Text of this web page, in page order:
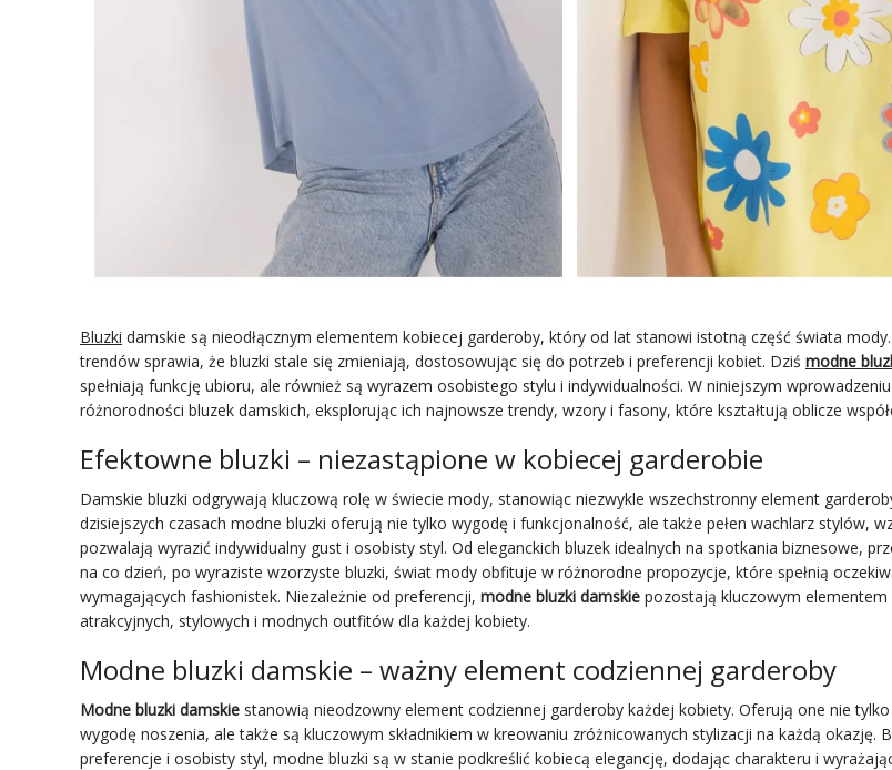
Bluzki damskie są nieodłącznym elementem kobiecej garderoby, który od lat stanowi istotną część świata
trendów sprawia, że bluzki stale się zmieniają, dostosowując się do potrzeb i preferencji kobiet. Dziś modne
spełniają funkcję ubioru, ale również są wyrazem osobistego stylu i indywidualności. W niniejszym
różnorodności bluzek damskich, eksplorując ich najnowsze trendy, wzory i fasony, które kształtują oblicze
Efektowne bluzki – niezastąpione w kobiecej garderobie
Damskie bluzki odgrywają kluczową rolę w świecie mody, stanowiąc niezwykle wszechstronny element
dzisiejszych czasach modne bluzki oferują nie tylko wygodę i funkcjonalność, ale także pełen wachlarz stylów,
pozwalają wyrazić indywidualny gust i osobisty styl. Od eleganckich bluzek idealnych na spotkania biznesowe,
na co dzień, po wyraziste wzorzyste bluzki, świat mody obfituje w różnorodne propozycje, które spełnią
wymagających fashionistek. Niezależnie od preferencji, modne bluzki damskie pozostają kluczowym elementem
atrakcyjnych, stylowych i modnych outfitów dla każdej kobiety.
Modne bluzki damskie – ważny element codziennej garderoby
Modne bluzki damskie stanowią nieodzowny element codziennej garderoby każdej kobiety. Oferują one nie
wygodę noszenia, ale także są kluczowym składnikiem w kreowaniu zróżnicowanych stylizacji na każdą okazję.
preferencje i osobisty styl, modne bluzki są w stanie podkreślić kobiecą elegancję, dodając charakteru i